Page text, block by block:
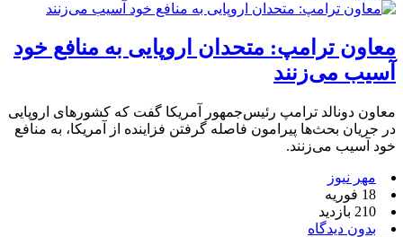
معاون ترامپ: متحدان اروپایی به منافع خود
آسیب می‌زنند
معاون دونالد ترامپ رئیس‌جمهور آمریکا گفت که کشورهای اروپایی
در جریان بحث‌ها پیرامون فاصله گرفتن فزاینده از آمریکا، به منافع
خود آسیب می‌زنند.
مهر نیوز
18 فوریه
210 بازدید
بدون دیدگاه